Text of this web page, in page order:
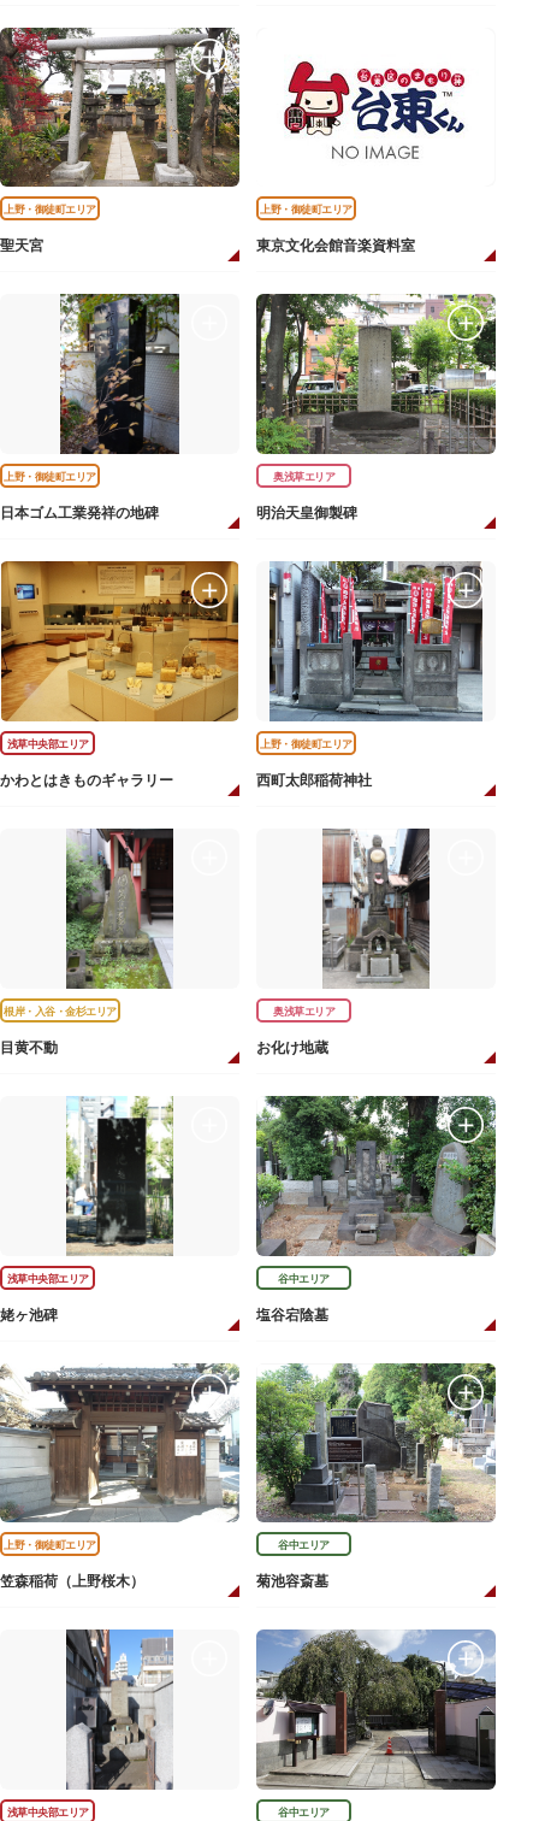
上野・御徒町エリア
聖天宮
上野・御徒町エリア
東京文化会館音楽資料室
上野・御徒町エリア
日本ゴム工業発祥の地碑
奥浅草エリア
明治天皇御製碑
浅草中央部エリア
かわとはきものギャラリー
上野・御徒町エリア
西町太郎稲荷神社
根岸・入谷・金杉エリア
目黄不動
奥浅草エリア
お化け地蔵
浅草中央部エリア
姥ヶ池碑
谷中エリア
塩谷宕陰墓
上野・御徒町エリア
笠森稲荷（上野桜木）
谷中エリア
菊池容斎墓
浅草中央部エリア 谷中エリア